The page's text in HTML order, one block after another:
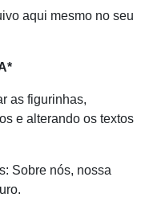
aqui mesmo no seu
as figurinhas,
e alterando os textos
Sobre nós, nossa